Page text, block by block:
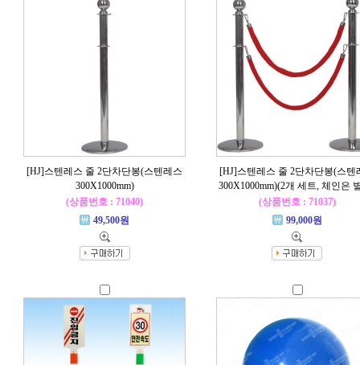
[HJ]스텐레스 줄 2단차단봉(스텐레스
300X1000mm)
(상품번호 : 71040)
49,500원
[HJ]스텐레스 줄 2단차단봉(스텐
300X1000mm)(2개 세트, 체인은
(상품번호 : 71037)
99,000원